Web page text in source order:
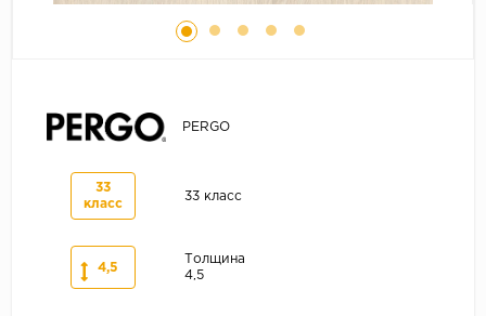
PERGO
33
класс
33 класс
4,5
Толщина
4,5